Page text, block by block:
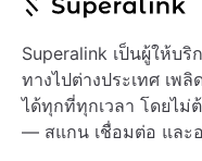
Superalink เป็นผู้ให้บ
ทางไปต่างประเทศ เพ
ได้ทุกที่ทุกเวลา โดยไม่
— สแกน เชื่อมต่อ และ